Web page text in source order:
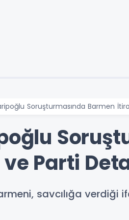
Soruşturmasında Barmen
Parti
savcılığa